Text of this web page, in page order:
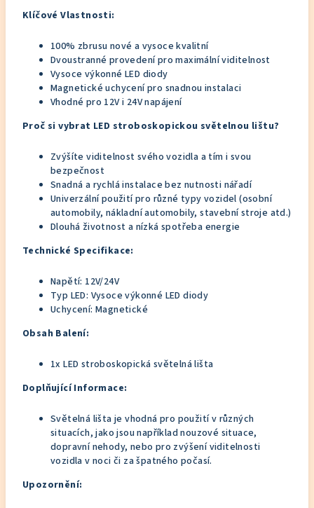
Klíčové Vlastnosti:
100% zbrusu nové a vysoce kvalitní
Dvoustranné provedení pro maximální viditelnost
Vysoce výkonné LED diody
Magnetické uchycení pro snadnou instalaci
Vhodné pro 12V i 24V napájení
Proč si vybrat LED stroboskopickou světelnou lištu?
Zvýšíte viditelnost svého vozidla a tím i svou
bezpečnost
Snadná a rychlá instalace bez nutnosti nářadí
Univerzální použití pro různé typy vozidel (osobní
automobily, nákladní automobily, stavební stroje atd.)
Dlouhá životnost a nízká spotřeba energie
Technické Specifikace:
Napětí: 12V/24V
Typ LED: Vysoce výkonné LED diody
Uchycení: Magnetické
Obsah Balení:
1x LED stroboskopická světelná lišta
Doplňující Informace:
Světelná lišta je vhodná pro použití v různých
situacích, jako jsou například nouzové situace,
dopravní nehody, nebo pro zvýšení viditelnosti
vozidla v noci či za špatného počasí.
Upozornění: